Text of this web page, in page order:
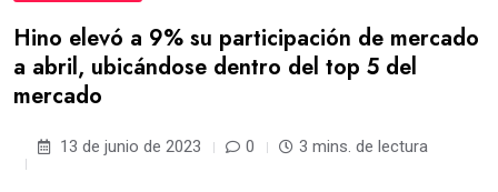
Hino elevó a 9% su participación de mercado
a abril, ubicándose dentro del top 5 del
mercado
13 de junio de 2023 0 3 mins. de lectura